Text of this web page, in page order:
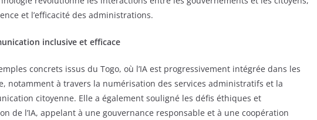
et l’efficacité des administrations.
inclusive et efficace
concrets issus du Togo, où l’IA est progressivement intégrée dans les
notamment à travers la numérisation des services administratifs et la
citoyenne. Elle a également souligné les défis éthiques et
de l’IA, appelant à une gouvernance responsable et à une coopération